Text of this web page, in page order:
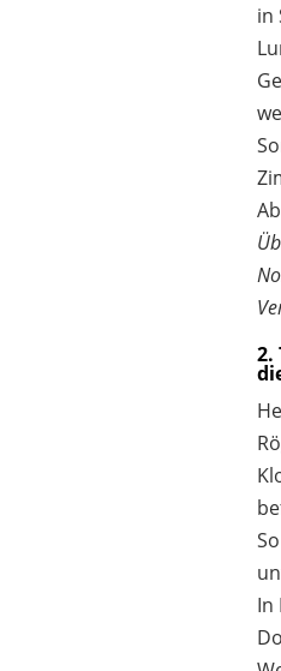
in
2.
In